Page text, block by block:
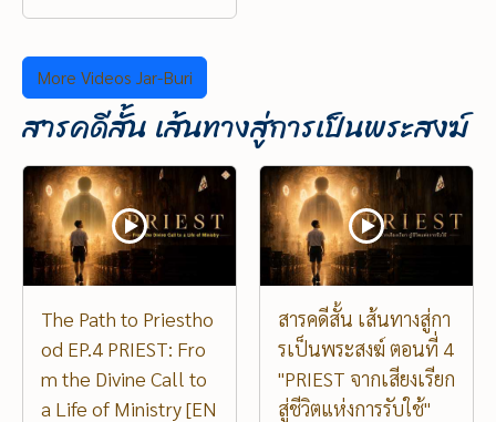
More Videos Jar-Buri
สารคดีสั้น เส้นทางสู่การเป็นพระสงฆ์
The Path to Priestho
od EP.4 PRIEST: Fro
m the Divine Call to
a Life of Ministry [EN
สารคดีสั้น เส้นทางสู่กา
รเป็นพระสงฆ์ ตอนที่ 4
"PRIEST จากเสียงเรียก
สู่ชีวิตแห่งการรับใช้"